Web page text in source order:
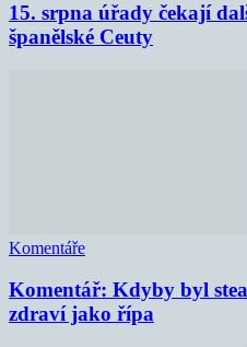
15. srpna úřady čekají
španělské Ceuty
Komentáře
Komentář: Kdyby byl
zdraví jako řípa